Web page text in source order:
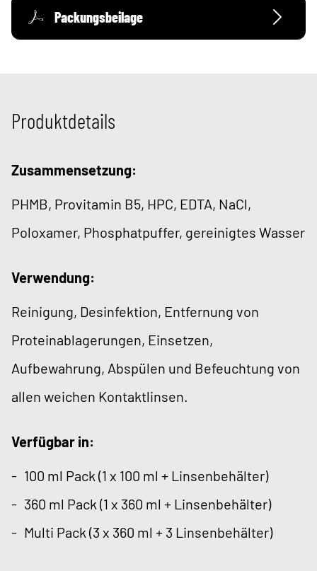
Packungsbeilage
Produktdetails
Zusammensetzung:
PHMB, Provitamin B5, HPC, EDTA, NaCl,
Poloxamer, Phosphatpuffer, gereinigtes Wasser
Verwendung:
Reinigung, Desinfektion, Entfernung von
Proteinablagerungen, Einsetzen,
Aufbewahrung, Abspülen und Befeuchtung von
allen weichen Kontaktlinsen.
Verfügbar in:
100 ml Pack (1 x 100 ml + Linsenbehälter)
360 ml Pack (1 x 360 ml + Linsenbehälter)
Multi Pack (3 x 360 ml + 3 Linsenbehälter)